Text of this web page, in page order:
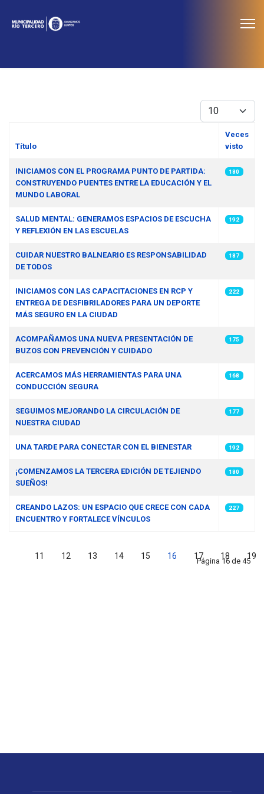
Cantidad
Título
Veces
visto
INICIAMOS CON EL PROGRAMA PUNTO DE PARTIDA:
CONSTRUYENDO PUENTES ENTRE LA EDUCACIÓN Y EL
MUNDO LABORAL
180
SALUD MENTAL: GENERAMOS ESPACIOS DE ESCUCHA
Y REFLEXIÓN EN LAS ESCUELAS
192
CUIDAR NUESTRO BALNEARIO ES RESPONSABILIDAD
DE TODOS
187
INICIAMOS CON LAS CAPACITACIONES EN RCP Y
ENTREGA DE DESFIBRILADORES PARA UN DEPORTE
MÁS SEGURO EN LA CIUDAD
222
ACOMPAÑAMOS UNA NUEVA PRESENTACIÓN DE
BUZOS CON PREVENCIÓN Y CUIDADO
175
ACERCAMOS MÁS HERRAMIENTAS PARA UNA
CONDUCCIÓN SEGURA
168
SEGUIMOS MEJORANDO LA CIRCULACIÓN DE
NUESTRA CIUDAD
177
UNA TARDE PARA CONECTAR CON EL BIENESTAR 192
¡COMENZAMOS LA TERCERA EDICIÓN DE TEJIENDO
SUEÑOS!
180
CREANDO LAZOS: UN ESPACIO QUE CRECE CON CADA
ENCUENTRO Y FORTALECE VÍNCULOS
227
Página 16 de 45
11 12 13 14 15 16 17 18 19